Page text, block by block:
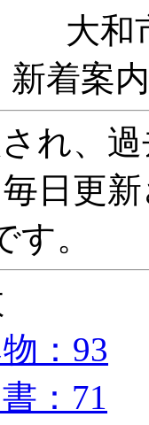
大和
新着案
れ、
日更
。
：93
：71